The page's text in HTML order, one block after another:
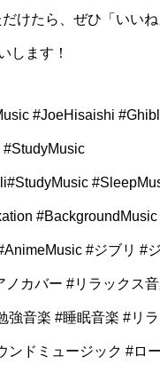
けたら、ぜひ「いい
します！
#JoeHisaishi
#ジブリ #
ノカバー #リラックス
強音楽 #睡眠音楽 #リ
ンドミュージック #ロ